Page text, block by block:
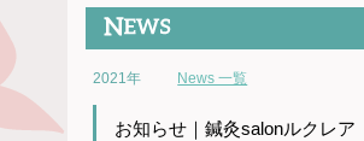
2021年 News 一覧
お知らせ｜鍼灸salonルクレア